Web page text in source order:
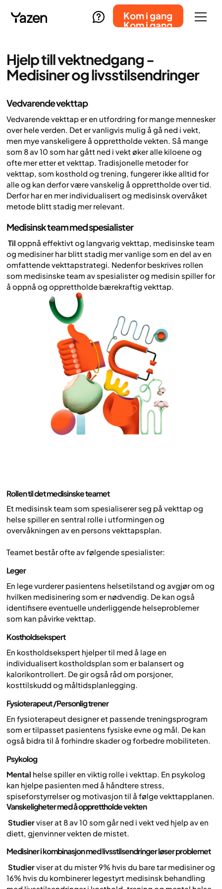
Kom i gang
Kom i gang
Hjelp till vektnedgang -
Medisiner og livsstilsendringer
Vedvarende vekttap
Vedvarende vekttap er en utfordring for mange mennesker
over hele verden. Det er vanligvis mulig å gå ned i vekt,
men mye vanskeligere å opprettholde vekten. Så mange
som 8 av 10 som har gått ned i vekt øker alle kiloene og
ofte mer etter et vekttap. Tradisjonelle metoder for
vekttap, som kosthold og trening, fungerer ikke alltid for
alle og kan derfor være vanskelig å opprettholde over tid.
Derfor har en mer individualisert og medisinsk overvåket
metode blitt stadig mer relevant.
Medisinsk team med spesialister
‍ Til oppnå effektivt og langvarig vekttap, medisinske team
og medisiner har blitt stadig mer vanlige som en del av en
omfattende vekttapstrategi. Nedenfor beskrives rollen
som medisinske team av spesialister og medisin spiller for
å oppnå og opprettholde bærekraftig vekttap.
Rollen til det medisinske teamet
Et medisinsk team som spesialiserer seg på vekttap og
helse spiller en sentral rolle i utformingen og
overvåkningen av en persons vekttapsplan.
Teamet består ofte av følgende spesialister:
Leger
En lege vurderer pasientens helsetilstand og avgjør om og
hvilken medisinering som er nødvendig. De kan også
identifisere eventuelle underliggende helseproblemer
som kan påvirke vekttap.
Kostholdsekspert
En kostholdsekspert hjelper til med å lage en
individualisert kostholdsplan som er balansert og
kalorikontrollert. De gir også råd om porsjoner,
kosttilskudd og måltidsplanlegging.
Fysioterapeut/Personlig trener
En fysioterapeut designer et passende treningsprogram
som er tilpasset pasientens fysiske evne og mål. De kan
også bidra til å forhindre skader og forbedre mobiliteten.
Psykolog
Mental helse spiller en viktig rolle i vekttap. En psykolog
kan hjelpe pasienten med å håndtere stress,
spiseforstyrrelser og motivasjon til å følge vekttapplanen.
Vanskeligheter med å opprettholde vekten
‍ Studierviser at 8 av 10 som går ned i vekt ved hjelp av en
diett, gjenvinner vekten de mistet.
Medisineri kombinasjon med livsstilsendringer løser problemet
‍ Studierviser at du mister 9% hvis du bare tar medisiner og
16% hvis du kombinerer legestyrt medisinsk behandling